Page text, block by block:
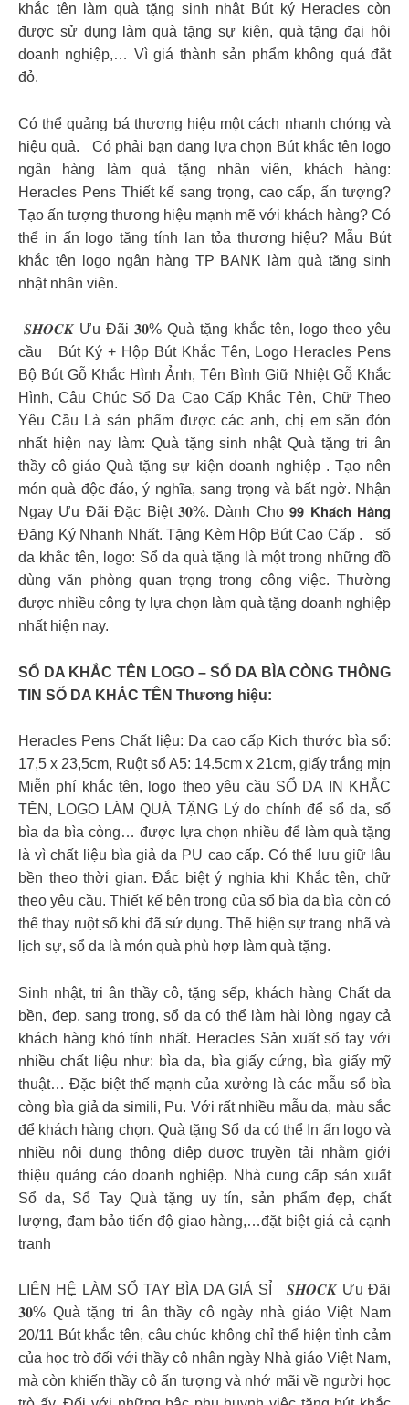
khắc tên làm quà tặng sinh nhật Bút ký Heracles còn
được sử dụng làm quà tặng sự kiện, quà tặng đại hội
doanh nghiệp,… Vì giá thành sản phẩm không quá đắt
đỏ.
Có thể quảng bá thương hiệu một cách nhanh chóng và
hiệu quả.
Có phải bạn đang lựa chọn Bút khắc tên logo
ngân hàng làm quà tặng nhân viên, khách hàng:
Heracles Pens Thiết kế sang trọng, cao cấp, ấn tượng?
Tạo ấn tượng thương hiệu mạnh mẽ với khách hàng? Có
thể in ấn logo tăng tính lan tỏa thương hiệu? Mẫu Bút
khắc tên logo ngân hàng TP BANK làm quà tặng sinh
nhật nhân viên.
𝑺𝑯𝑶𝑪𝑲 Ưu Đãi 𝟑𝟎% Quà tặng khắc tên, logo theo yêu
cầu
Bút Ký + Hộp Bút Khắc Tên, Logo Heracles Pens
Bộ Bút Gỗ Khắc Hình Ảnh, Tên Bình Giữ Nhiệt Gỗ Khắc
Hình, Câu Chúc Sổ Da Cao Cấp Khắc Tên, Chữ Theo
Yêu Cầu Là sản phẩm được các anh, chị em săn đón
nhất hiện nay làm: Quà tặng sinh nhật Quà tặng tri ân
thầy cô giáo Quà tặng sự kiện doanh nghiệp . Tạo nên
món quà độc đáo, ý nghĩa, sang trọng và bất ngờ. Nhận
Ngay Ưu Đãi Đặc Biệt 𝟑𝟎%. Dành Cho 𝟵𝟵 𝗞𝗵𝗮́𝗰𝗵 𝗛𝗮̀𝗻𝗴
Đăng Ký Nhanh Nhất. Tặng Kèm Hộp Bút Cao Cấp .
sổ
da khắc tên, logo: Sổ da quà tặng là một trong những đồ
dùng văn phòng quan trọng trong công việc. Thường
được nhiều công ty lựa chọn làm quà tặng doanh nghiệp
nhất hiện nay.
SỔ DA KHẮC TÊN LOGO – SỔ DA BÌA CÒNG THÔNG
TIN SỔ DA KHẮC TÊN Thương hiệu:
Heracles Pens Chất liệu: Da cao cấp Kich thước bìa sổ:
17,5 x 23,5cm, Ruột sổ A5: 14.5cm x 21cm, giấy trắng mịn
Miễn phí khắc tên, logo theo yêu cầu SỔ DA IN KHẮC
TÊN, LOGO LÀM QUÀ TẶNG Lý do chính để sổ da, sổ
bìa da bìa còng… được lựa chọn nhiều để làm quà tặng
là vì chất liệu bìa giả da PU cao cấp. Có thể lưu giữ lâu
bền theo thời gian. Đắc biệt ý nghia khi Khắc tên, chữ
theo yêu cầu. Thiết kế bên trong của sổ bìa da bìa còn có
thể thay ruột sổ khi đã sử dụng. Thể hiện sự trang nhã và
lịch sự, sổ da là món quà phù hợp làm quà tặng.
Sinh nhật, tri ân thầy cô, tặng sếp, khách hàng Chất da
bền, đẹp, sang trọng, sổ da có thể làm hài lòng ngay cả
khách hàng khó tính nhất. Heracles Sản xuất sổ tay với
nhiều chất liệu như: bìa da, bìa giấy cứng, bìa giấy mỹ
thuật… Đặc biệt thế mạnh của xưởng là các mẫu sổ bìa
còng bìa giả da simili, Pu. Với rất nhiều mẫu da, màu sắc
để khách hàng chọn. Quà tặng Sổ da có thể In ấn logo và
nhiều nội dung thông điệp được truyền tải nhằm giới
thiệu quảng cáo doanh nghiệp. Nhà cung cấp sản xuất
Sổ da, Sổ Tay Quà tặng uy tín, sản phẩm đẹp, chất
lượng, đạm bảo tiến độ giao hàng,…đặt biệt giá cả cạnh
tranh
LIÊN HỆ LÀM SỔ TAY BÌA DA GIÁ SỈ
𝑺𝑯𝑶𝑪𝑲 Ưu Đãi
𝟑𝟎% Quà tặng tri ân thầy cô ngày nhà giáo Việt Nam
20/11 Bút khắc tên, câu chúc không chỉ thể hiện tình cảm
của học trò đối với thầy cô nhân ngày Nhà giáo Việt Nam,
mà còn khiến thầy cô ấn tượng và nhớ mãi về người học